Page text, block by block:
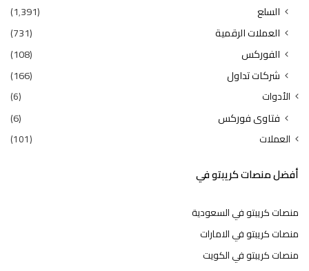
السلع
(1٬391)
العملات الرقمية
(731)
الفوركس
(108)
شركات تداول
(166)
الأدوات (6)
فتاوى فوركس (6)
العملات (101)
أفضل منصات كريبتو في
منصات كريبتو في السعودية
منصات كريبتو في الامارات
منصات كريبتو في الكويت